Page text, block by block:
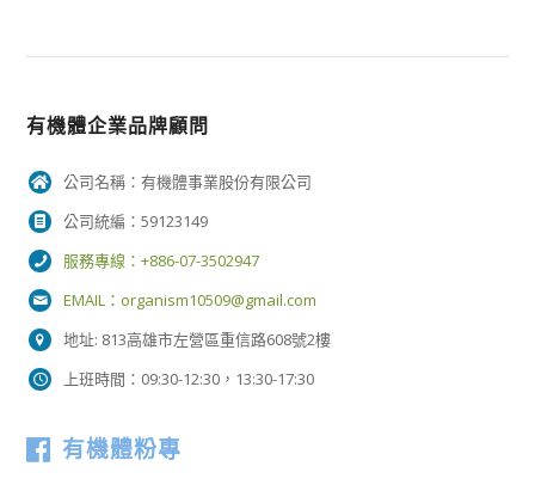
有機體企業品牌顧問
公司名稱：有機體事業股份有限公司
公司統編：59123149
服務專線：+886-07-3502947
EMAIL： organism10509@gmail.com
地址: 813高雄市左營區重信路608號2樓
上班時間：09:30-12:30，13:30-17:30
有機體粉專